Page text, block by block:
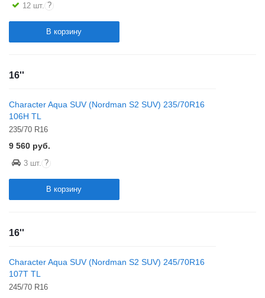
12 шт. ?
В корзину
16''
Character Aqua SUV (Nordman S2 SUV) 235/70R16
106H TL
235/70 R16
9 560 руб.
3 шт. ?
В корзину
16''
Character Aqua SUV (Nordman S2 SUV) 245/70R16
107T TL
245/70 R16